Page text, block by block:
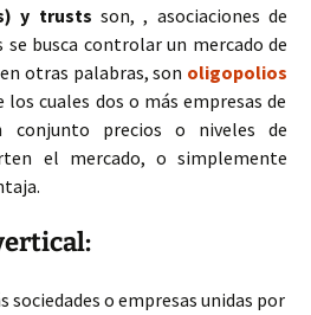
y trusts son, , asociaciones de
se busca controlar un mercado de
otras palabras, son oligopolios
cuales dos o más empresas de
conjunto precios o niveles de
el mercado, o simplemente
sociedades o empresas unidas por